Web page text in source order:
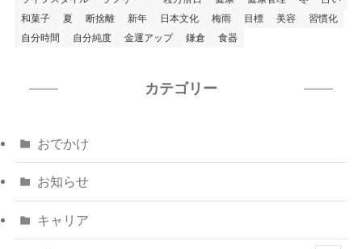
和菓子
夏 断捨離 新年 日本文化 梅雨 目標 美容
習慣化
自分時間
自分純度 金運アップ 鎌倉 食器
カテゴリー
おでかけ
お知らせ
キャリア